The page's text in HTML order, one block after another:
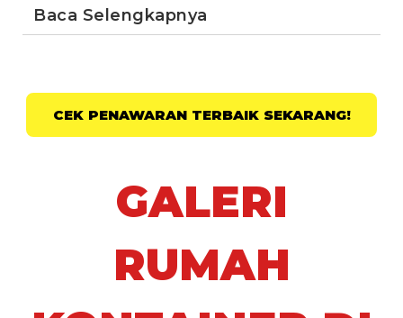
Baca Selengkapnya
CEK PENAWARAN TERBAIK SEKARANG!
GALERI
RUMAH